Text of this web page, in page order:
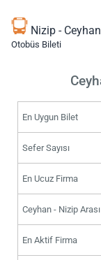
Nizip - Ceyhan
Otobüs Bileti
En Uygun Bilet
Sefer Sayısı
En Ucuz Firma
Ceyhan - Nizip
En Aktif Firma